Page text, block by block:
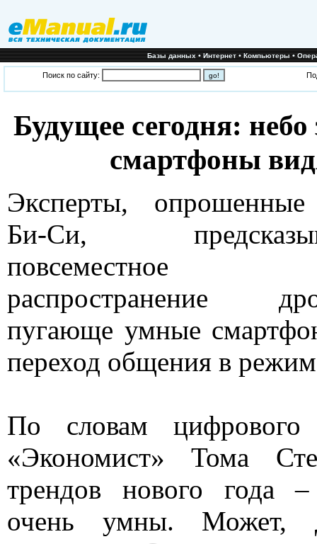
Базы данных•Интернет•Компьютеры•
Поиск по сайту:
Будущее сегодня:
смартфоны
Эксперты,
Би-Си,
повсеместное
распространение
пугающе умные
переход общения в режим
По словам цифрового
«Экономист» Тома
трендов нового года
очень умны. Может,